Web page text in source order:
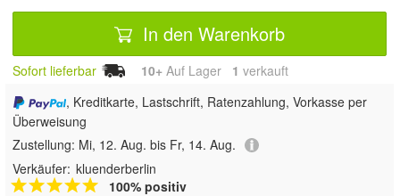
In den Warenkorb
Sofort lieferbar 10+ Auf Lager 1 verkauft
, Kreditkarte, Lastschrift, Ratenzahlung, Vorkasse per
Überweisung
Zustellung: Mi, 12. Aug. bis Fr, 14. Aug.
Verkäufer: kluenderberlin
100% positiv